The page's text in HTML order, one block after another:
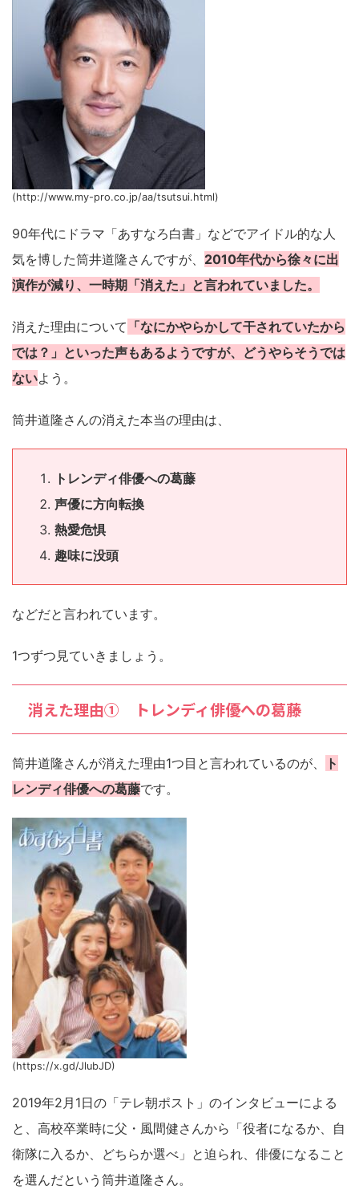
(http://www.my-pro.co.jp/aa/tsutsui.html)
90年代にドラマ「あすなろ白書」などでアイドル的な人
気を博した筒井道隆さんですが、 2010年代から徐々に出
演作が減り、一時期「消えた」と言われていました。
消えた理由について 「なにかやらかして干されていたから
では？」といった声もあるようですが、どうやらそうでは
ないよう。
筒井道隆さんの消えた本当の理由は、
トレンディ俳優への葛藤
声優に方向転換
熱愛危惧
趣味に没頭
などだと言われています。
1つずつ見ていきましょう。
消えた理由① トレンディ俳優への葛藤
筒井道隆さんが消えた理由1つ目と言われているのが、
ト
レンディ俳優への葛藤です。
(https://x.gd/JlubJD)
2019年2月1日の「テレ朝ポスト」のインタビューによる
と、高校卒業時に父・風間健さんから「役者になるか、自
衛隊に入るか、どちらか選べ」と迫られ、俳優になること
を選んだという筒井道隆さん。